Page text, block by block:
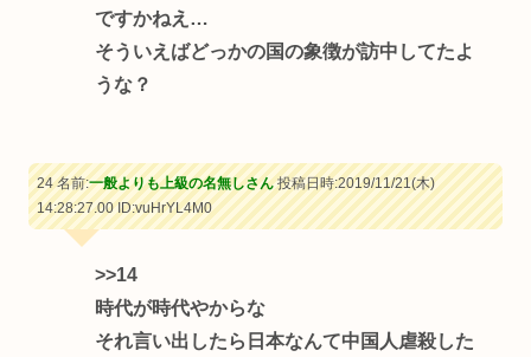
ですかねえ…
そういえばどっかの国の象徴が訪中してたよ
うな？
24 名前:一般よりも上級の名無しさん投稿日時:2019/11/21(木)
14:28:27.00ID:vuHrYL4M0
>>14
時代が時代やからな
それ言い出したら日本なんて中国人虐殺した